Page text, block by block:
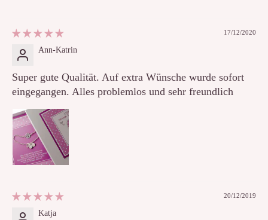
17/12/2020
Ann-Katrin
Super gute Qualität. Auf extra Wünsche wurde sofort
eingegangen. Alles problemlos und sehr freundlich
20/12/2019
Katja